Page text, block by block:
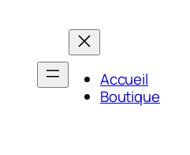
Accueil
Boutique